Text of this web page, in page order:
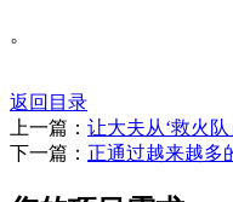
。
返回目录
上一篇： 让大夫从‘救火
下一篇： 正通过越来越多